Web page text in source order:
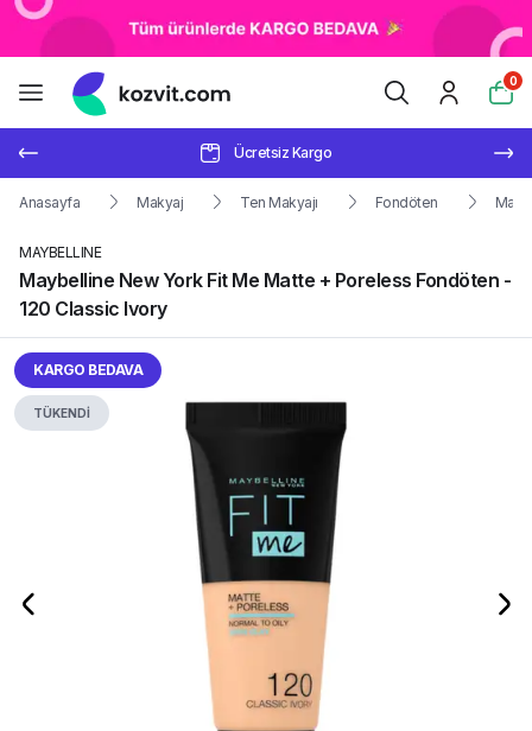
0
Ücretsiz Kargo
Anasayfa Makyaj Ten Makyajı Fondöten
MAYBELLINE
Maybelline New York Fit Me Matte + Poreless Fondöten -
120 Classic Ivory
KARGO BEDAVA
TÜKENDİ